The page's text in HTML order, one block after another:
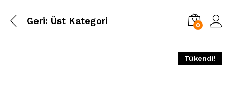
Geri: Üst Kategori 0
Tükendi!